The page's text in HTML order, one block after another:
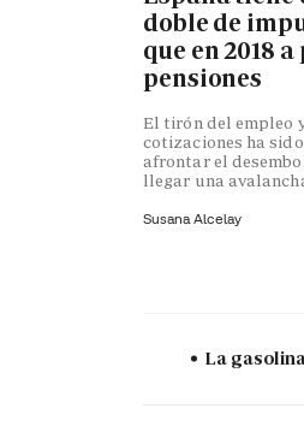
doble de
que en 2018
pensiones
El tirón del empleo
cotizaciones ha
afrontar el
llegar una
Susana Alcelay
La